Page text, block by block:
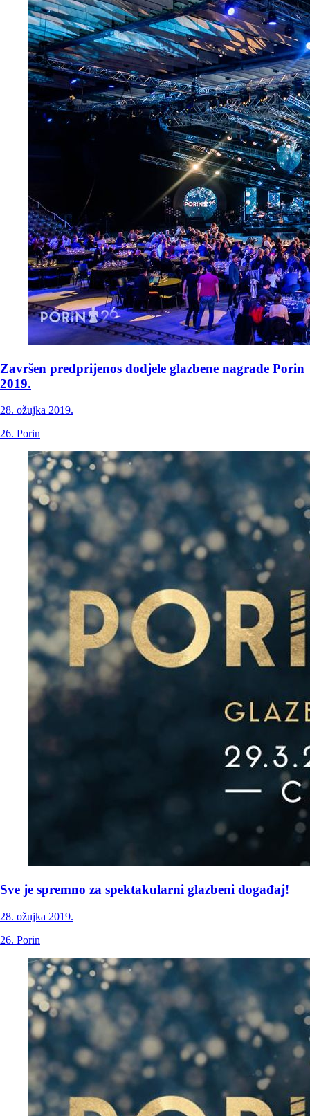
Završen predprijenos dodjele glazbene nagrade Porin
2019.
28. ožujka 2019.
26. Porin
Sve je spremno za spektakularni glazbeni događaj!
28. ožujka 2019.
26. Porin